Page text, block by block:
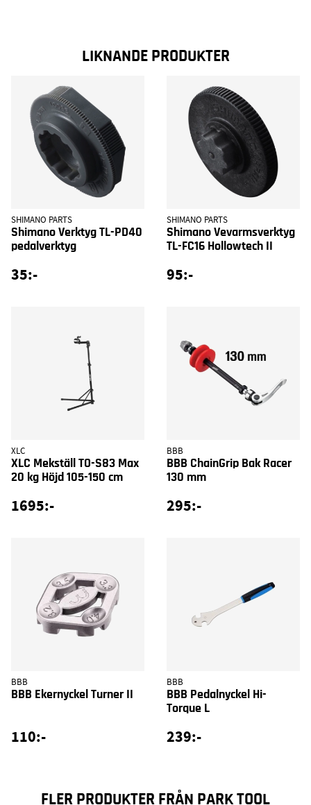
LIKNANDE PRODUKTER
SHIMANO PARTS
Shimano Verktyg TL-PD40
pedalverktyg
35:-
SHIMANO PARTS
Shimano Vevarmsverktyg
TL-FC16 Hollowtech II
95:-
XLC
XLC Mekställ TO-S83 Max
20 kg Höjd 105-150 cm
1695:-
BBB
BBB ChainGrip Bak Racer
130 mm
295:-
BBB
BBB Ekernyckel Turner II
110:-
BBB
BBB Pedalnyckel Hi-
Torque L
239:-
FLER PRODUKTER FRÅN PARK TOOL